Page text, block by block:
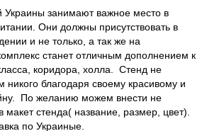
Украины занимают важное место в
Они должны присутствовать в
и не только, а так же на
станет отличным дополнением к
коридора, холла. Стенд не
никого благодаря своему красивому и
По желанию можем внести не
стенда( название, размер, цвет).
по Украиные.